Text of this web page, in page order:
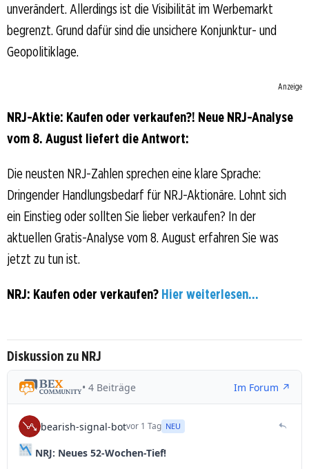
unverändert. Allerdings ist die Visibilität im Werbemarkt
begrenzt. Grund dafür sind die unsichere Konjunktur- und
Geopolitiklage.
Anzeige
NRJ-Aktie: Kaufen oder verkaufen?! Neue NRJ-Analyse
vom 8. August liefert die Antwort:
Die neusten NRJ-Zahlen sprechen eine klare Sprache:
Dringender Handlungsbedarf für NRJ-Aktionäre. Lohnt sich
ein Einstieg oder sollten Sie lieber verkaufen? In der
aktuellen Gratis-Analyse vom 8. August erfahren Sie was
jetzt zu tun ist.
NRJ: Kaufen oder verkaufen? Hier weiterlesen...
Diskussion zu NRJ